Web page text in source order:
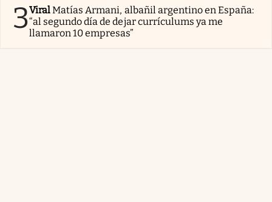
3ViralMatías Armani, albañil argentino en España:
“al segundo día de dejar currículums ya me
llamaron 10 empresas”